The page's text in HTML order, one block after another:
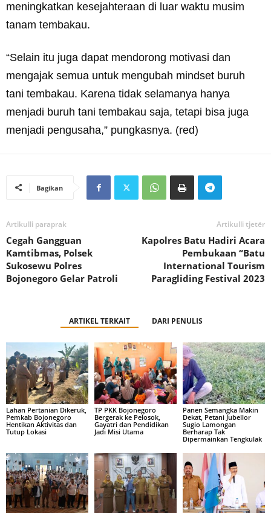
meningkatkan kesejahteraan di luar waktu musim
tanam tembakau.
“Selain itu juga dapat mendorong motivasi dan
mengajak semua untuk mengubah mindset buruh
tani tembakau. Karena tidak selamanya hanya
menjadi buruh tani tembakau saja, tetapi bisa juga
menjadi pengusaha,” pungkasnya. (red)
Bagikan
Artikulli paraprak
Cegah Gangguan
Kamtibmas, Polsek
Sukosewu Polres
Bojonegoro Gelar Patroli
Artikulli tjetër
Kapolres Batu Hadiri Acara
Pembukaan “Batu
International Tourism
Paragliding Festival 2023
ARTIKEL TERKAIT DARI PENULIS
Lahan Pertanian Dikeruk,
Pemkab Bojonegoro
Hentikan Aktivitas dan
Tutup Lokasi
TP PKK Bojonegoro
Bergerak ke Pelosok,
Gayatri dan Pendidikan
Jadi Misi Utama
Panen Semangka Makin
Dekat, Petani Jubellor
Sugio Lamongan
Berharap Tak
Dipermainkan Tengkulak